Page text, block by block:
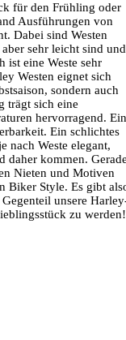
für den Frühling oder
Ausführungen von
Dabei sind Westen
sehr leicht sind und
ist eine Weste sehr
Westen eignet sich
sondern auch
trägt sich eine
hervorragend.
Ein schlichtes
nach Weste elegant,
daher kommen.
Nieten und Motiven
Biker Style. Es gibt
unsere
zu werden!